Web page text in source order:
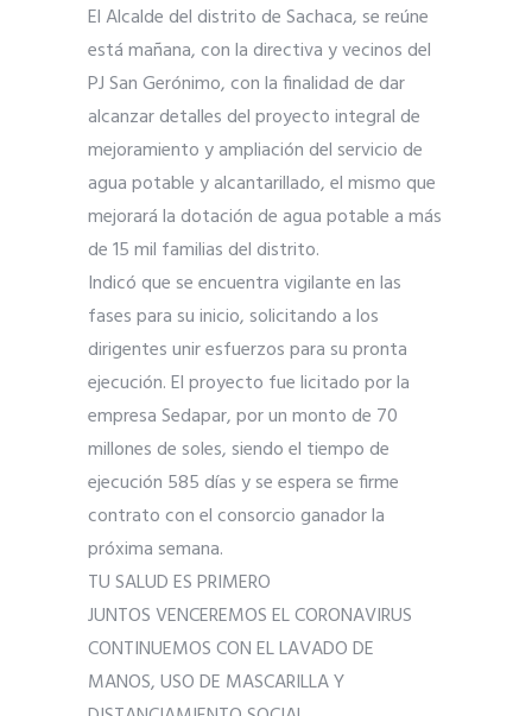
El Alcalde del distrito de Sachaca, se reúne
está mañana, con la directiva y vecinos del
PJ San Gerónimo, con la finalidad de dar
alcanzar detalles del proyecto integral de
mejoramiento y ampliación del servicio de
agua potable y alcantarillado, el mismo que
mejorará la dotación de agua potable a más
de 15 mil familias del distrito.
Indicó que se encuentra vigilante en las
fases para su inicio, solicitando a los
dirigentes unir esfuerzos para su pronta
ejecución. El proyecto fue licitado por la
empresa Sedapar, por un monto de 70
millones de soles, siendo el tiempo de
ejecución 585 días y se espera se firme
contrato con el consorcio ganador la
próxima semana.
TU SALUD ES PRIMERO
JUNTOS VENCEREMOS EL CORONAVIRUS
CONTINUEMOS CON EL LAVADO DE
MANOS, USO DE MASCARILLA Y